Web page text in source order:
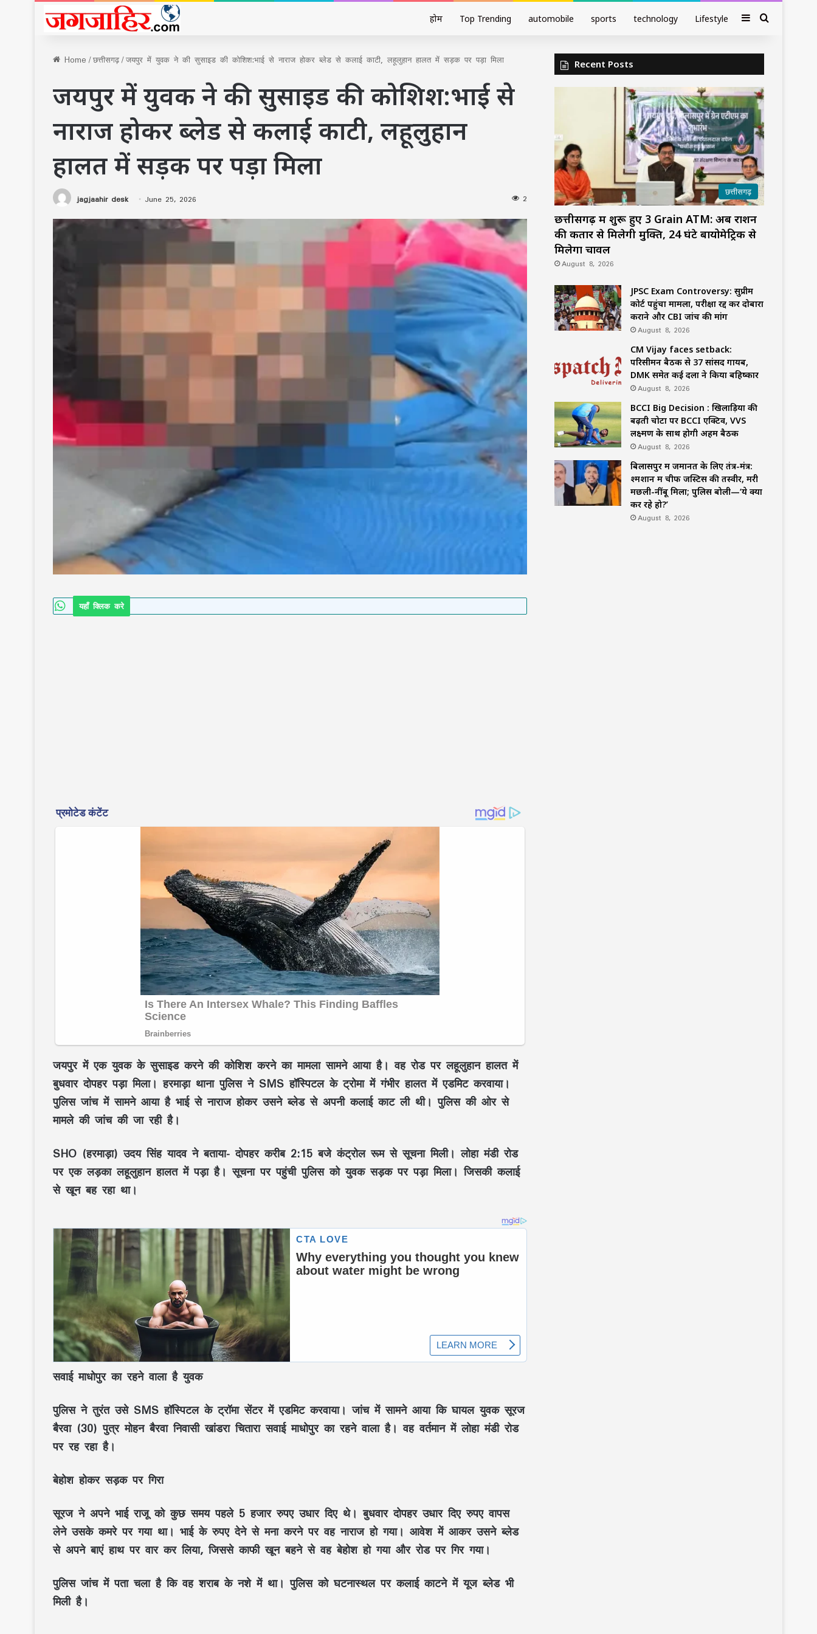
होम Top Trending automobile sports technology Lifestyle SidebarSearch
Home/छत्तीसगढ़/जयपुर में युवक ने की सुसाइड की कोशिश:भाई से नाराज होकर ब्लेड से कलाई काटी, लहूलुहान हालत में सड़क पर पड़ा मिला
जयपुर में युवक ने की सुसाइड की कोशिश:भाई से
नाराज होकर ब्लेड से कलाई काटी, लहूलुहान
हालत में सड़क पर पड़ा मिला
jagjaahir desk June 25, 2026 2
यहाँ क्लिक करे
जयपुर में एक युवक के सुसाइड करने की कोशिश करने का मामला सामने आया है। वह रोड पर लहूलुहान हालत में
बुधवार दोपहर पड़ा मिला। हरमाड़ा थाना पुलिस ने SMS हॉस्पिटल के ट्रोमा में गंभीर हालत में एडमिट करवाया।
पुलिस जांच में सामने आया है भाई से नाराज होकर उसने ब्लेड से अपनी कलाई काट ली थी। पुलिस की ओर से
मामले की जांच की जा रही है।
SHO (हरमाड़ा) उदय सिंह यादव ने बताया- दोपहर करीब 2:15 बजे कंट्रोल रूम से सूचना मिली। लोहा मंडी रोड
पर एक लड़का लहूलुहान हालत में पड़ा है। सूचना पर पहुंची पुलिस को युवक सड़क पर पड़ा मिला। जिसकी कलाई
से खून बह रहा था।
सवाई माधोपुर का रहने वाला है युवक
पुलिस ने तुरंत उसे SMS हॉस्पिटल के ट्रॉमा सेंटर में एडमिट करवाया। जांच में सामने आया कि घायल युवक सूरज
बैरवा (30) पुत्र मोहन बैरवा निवासी खांडरा चितारा सवाई माधोपुर का रहने वाला है। वह वर्तमान में लोहा मंडी रोड
पर रह रहा है।
बेहोश होकर सड़क पर गिरा
सूरज ने अपने भाई राजू को कुछ समय पहले 5 हजार रुपए उधार दिए थे। बुधवार दोपहर उधार दिए रुपए वापस
लेने उसके कमरे पर गया था। भाई के रुपए देने से मना करने पर वह नाराज हो गया। आवेश में आकर उसने ब्लेड
से अपने बाएं हाथ पर वार कर लिया, जिससे काफी खून बहने से वह बेहोश हो गया और रोड पर गिर गया।
पुलिस जांच में पता चला है कि वह शराब के नशे में था। पुलिस को घटनास्थल पर कलाई काटने में यूज ब्लेड भी
मिली है।
छत्तीसगढ़ में शुरू हुए 3 Grain ATM: अब राशन
की कतार से मिलेगी मुक्ति, 24 घंटे बायोमेट्रिक से
मिलेगा चावल
मामला, परीक्षा रद्द कर दोबारा कराने और CBI
जांच की मांग
Recent Posts
छत्तीसगढ़
छत्तीसगढ़ में शुरू हुए 3 Grain ATM: अब राशन
की कतार से मिलेगी मुक्ति, 24 घंटे बायोमेट्रिक से
मिलेगा चावल
August 8, 2026
JPSC Exam Controversy: सुप्रीम
कोर्ट पहुंचा मामला, परीक्षा रद्द कर दोबारा
कराने और CBI जांच की मांग
August 8, 2026
CM Vijay faces setback:
परिसीमन बैठक से 37 सांसद गायब,
DMK समेत कई दलों ने किया बहिष्कार
August 8, 2026
BCCI Big Decision : खिलाड़ियों की
बढ़ती चोटों पर BCCI एक्टिव, VVS
लक्ष्मण के साथ होगी अहम बैठक
August 8, 2026
बिलासपुर में जमानत के लिए तंत्र-मंत्र:
श्मशान में चीफ जस्टिस की तस्वीर, मरी
मछली-नींबू मिला; पुलिस बोली—‘ये क्या
कर रहे हो?’
August 8, 2026